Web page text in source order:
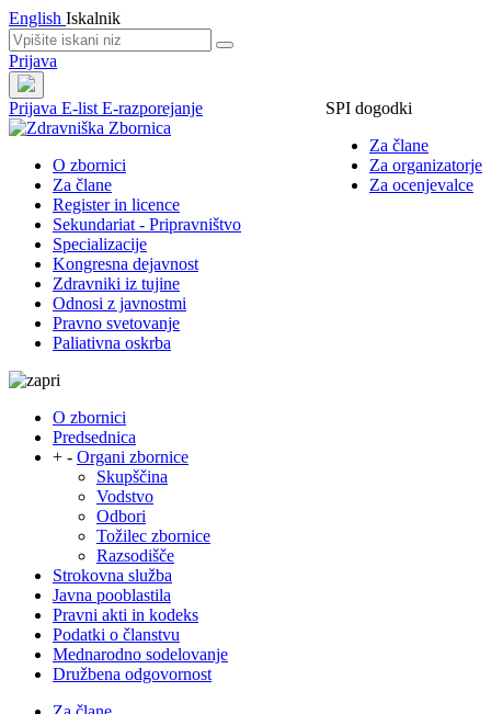
English Iskalnik
Prijava
Prijava
SPI dogodki
Za člane
Za organizatorje
Za ocenjevalce
E-list E-razporejanje
O zbornici
Za člane
Register in licence
Sekundariat - Pripravništvo
Specializacije
Kongresna dejavnost
Zdravniki iz tujine
Odnosi z javnostmi
Pravno svetovanje
Paliativna oskrba
O zbornici
Predsednica
+ - Organi zbornice
Skupščina
Vodstvo
Odbori
Tožilec zbornice
Razsodišče
Strokovna služba
Javna pooblastila
Pravni akti in kodeks
Podatki o članstvu
Mednarodno sodelovanje
Družbena odgovornost